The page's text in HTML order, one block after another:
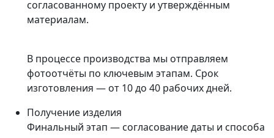
согласованному проекту и утверждённым
материалам.
В процессе производства мы отправляем
фотоотчёты по ключевым этапам. Срок
изготовления — от 10 до 40 рабочих дней.
Получение изделия
Финальный этап — согласование даты и способа